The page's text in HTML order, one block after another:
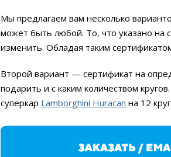
Мы предлагаем вам несколько
может быть любой. То, что указано на
изменить. Обладая таким
Второй вариант — сертификат на
подарить и с каким количеством
суперкар Lamborghini Huracan на 12